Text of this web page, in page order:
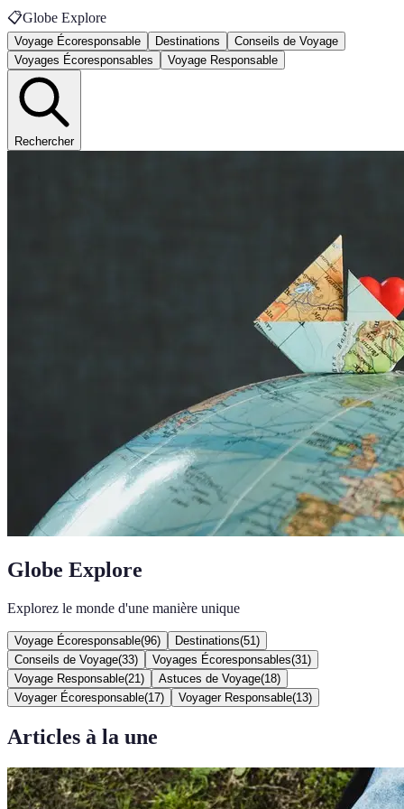
📋Globe Explore
Voyage Écoresponsable Destinations
Conseils de Voyage
Voyages Écoresponsables
Voyage Responsable
Rechercher
Globe Explore
Explorez le monde d'une manière unique
Voyage Écoresponsable(96) Destinations(51 )
Conseils de Voyage(33) Voyages Écoresponsables(31 )
Voyage Responsable(21 ) Astuces de Voyage(18)
Voyager Écoresponsable(17) Voyager Responsable(13)
Articles à la une